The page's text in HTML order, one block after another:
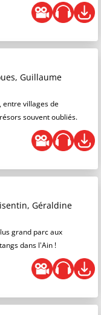
Guillaume
entre villages de
souvent oubliés.
Géraldine
grand parc aux
dans l'Ain !